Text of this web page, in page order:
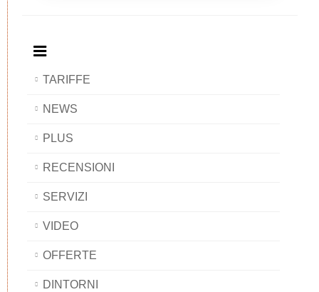
TARIFFE
NEWS
PLUS
RECENSIONI
SERVIZI
VIDEO
OFFERTE
DINTORNI